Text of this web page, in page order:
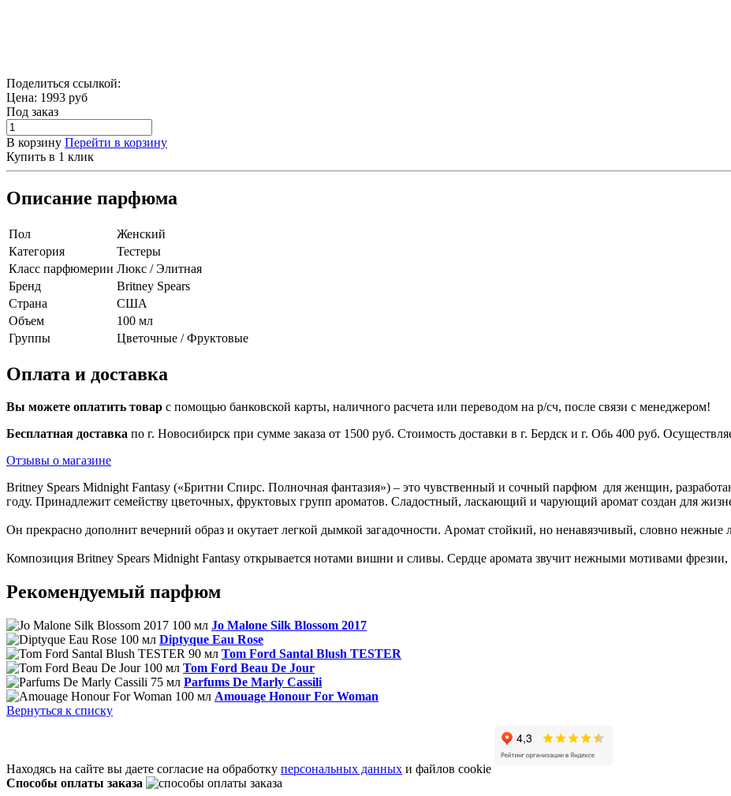
Поделиться ссылкой:
Цена: 1993 руб
Под заказ
В корзину Перейти в корзину
Купить в 1 клик
Описание парфюма
Пол
Женский
Категория
Тестеры
Класс парфюмерии Люкс / Элитная
Бренд
Britney Spears
Страна
США
Объем
100 мл
Группы
Цветочные / Фруктовые
Оплата и доставка
Вы можете оплатить товар с помощью банковской карты, наличного расчета или переводом на р/сч, после связи с менеджером!
Бесплатная доставка по г. Новосибирск при сумме заказа от 1500 руб. Стоимость доставки в г. Бердск и г. Обь 400 руб.
Отзывы о магазине
Britney Spears Midnight Fantasy («Бритни Спирс. Полночная фантазия») – это чувственный и сочный парфюм для женщин,
году. Принадлежит семейству цветочных, фруктовых групп ароматов. Сладостный, ласкающий и чарующий аромат создан для
Он прекрасно дополнит вечерний образ и окутает легкой дымкой загадочности. Аромат стойкий, но ненавязчивый, словно нежные
Композиция Britney Spears Midnight Fantasy открывается нотами вишни и сливы. Сердце аромата звучит нежными мотивами
Рекомендуемый парфюм
Jo Malone Silk Blossom 2017
Diptyque Eau Rose
Tom Ford Santal Blush TESTER
Tom Ford Beau De Jour
Parfums De Marly Cassili
Amouage Honour For Woman
Вернуться к списку
Находясь на сайте вы даете согласие на обработку персональных данных и файлов cookie
Способы оплаты заказа